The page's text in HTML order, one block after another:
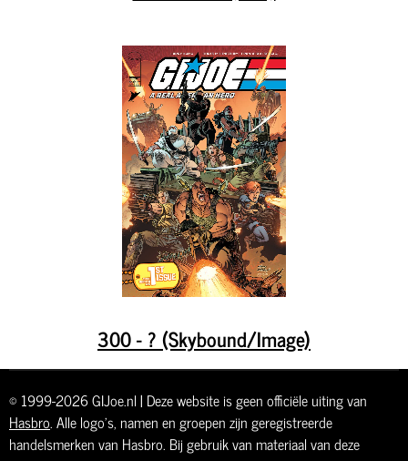
300 - ? (Skybound/Image)
© 1999-2026 GIJoe.nl | Deze website is geen officiële uiting van
Hasbro. Alle logo's, namen en groepen zijn geregistreerde
handelsmerken van Hasbro. Bij gebruik van materiaal van deze